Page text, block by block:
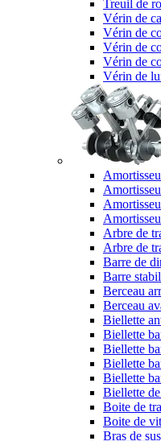
Treuil de
Vérin de
Vérin de
Vérin de
Vérin de
Vérin de
Arbre de
Arbre de
Barre de
Barre
Berceau
Berceau
Biellette
Biellette
Biellette
Biellette
Biellette
Biellette
Boite de
Boite de
Bras de